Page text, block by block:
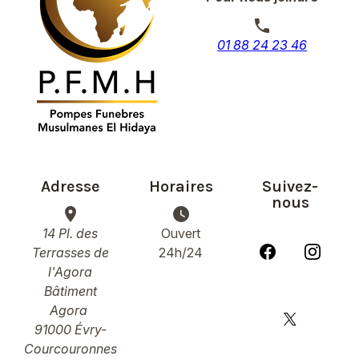
phone
01 88 24 23 46
Adresse
place
14 Pl. des
Terrasses de
l'Agora
Bâtiment
Agora
91000 Évry-
Courcouronnes
Horaires
watch_later
Ouvert
24h/24
Suivez-
nous